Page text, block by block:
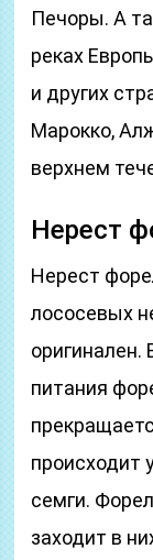
Печоры. А
реках
и других
Марокко,
верхнем
Нерест
Нерест
лососевых
оригинален.
питания
происходит
семги.
заходит в